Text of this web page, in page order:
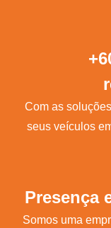
Com as
seus veículos
Presença
Somos uma